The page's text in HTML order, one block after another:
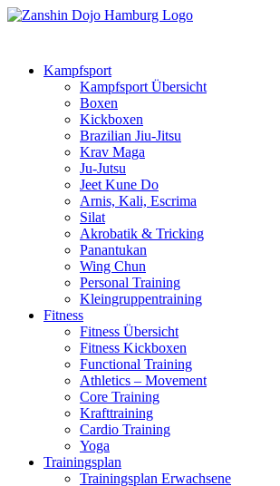
Kampfsport
Kampfsport Übersicht
Boxen
Kickboxen
Brazilian Jiu-Jitsu
Krav Maga
Ju-Jutsu
Jeet Kune Do
Arnis, Kali, Escrima
Silat
Akrobatik & Tricking
Panantukan
Wing Chun
Personal Training
Kleingruppentraining
Fitness
Fitness Übersicht
Fitness Kickboxen
Functional Training
Athletics – Movement
Core Training
Krafttraining
Cardio Training
Yoga
Trainingsplan
Trainingsplan Erwachsene